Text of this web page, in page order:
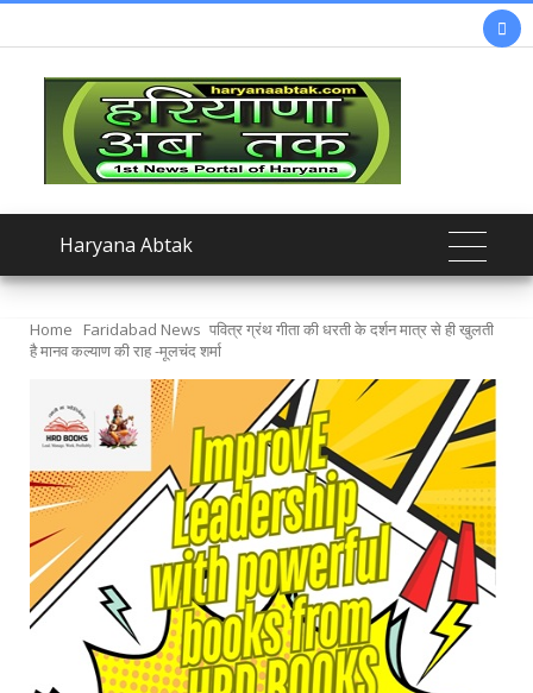

Haryana Abtak
Home Faridabad News पवित्र ग्रंथ गीता की धरती के दर्शन मात्र से ही खुलती
है मानव कल्याण की राह -मूलचंद शर्मा